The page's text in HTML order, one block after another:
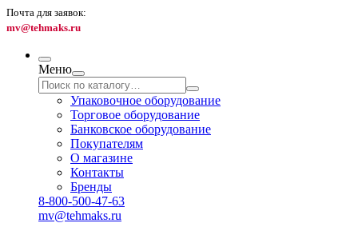
Почта для заявок:
mv@tehmaks.ru
Меню
Упаковочное оборудование
Торговое оборудование
Банковское оборудование
Покупателям
О магазине
Контакты
Бренды
8-800-500-47-63
mv@tehmaks.ru